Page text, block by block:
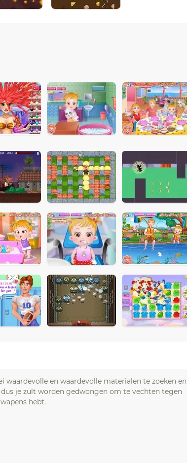
en waardevolle materialen te zoeken en
je zult worden gedwongen om te vechten tegen
hebt.